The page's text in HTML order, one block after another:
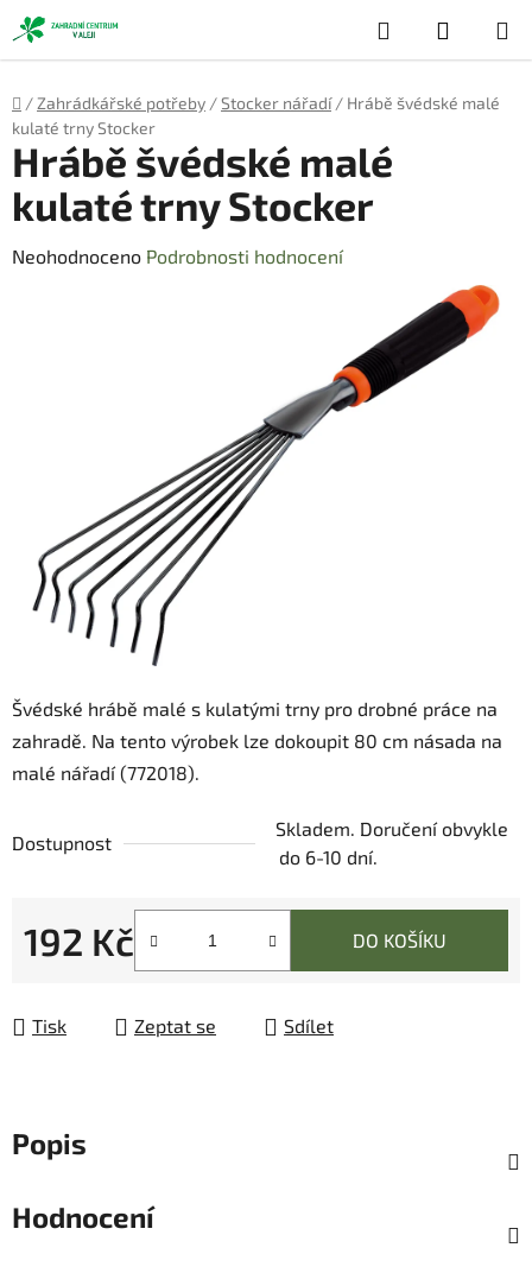
Přejít
na
obsah
Hledat
KOŠÍK
Domů
/ Zahrádkářské potřeby /Stocker nářadí / Hrábě švédské malé
kulaté trny Stocker
Švédské hrábě malé s kulatými trny pro drobné práce na
zahradě. Na tento výrobek lze dokoupit 80 cm násada na
malé nářadí (772018).
Dostupnost
Skladem. Doručení obvykle
do 6-10 dní.
192 Kč DO KOŠÍKU
Tisk Zeptat se Sdílet
Hrábě švédské malé
kulaté trny Stocker
Průměrné
Neohodnoceno Podrobnosti hodnocení
Popis
Hodnocení